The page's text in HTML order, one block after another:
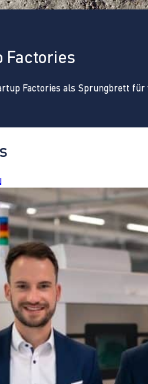
Factories
Factories als Sprungbrett